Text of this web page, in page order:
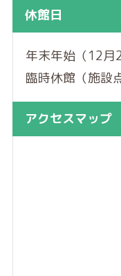
休館日
年末年始（12月
臨時休館（施設
アクセスマップ